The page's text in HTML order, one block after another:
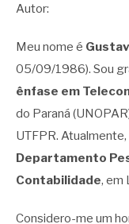
Autor:
Meu nome é
05/09/1986). Sou
ênfase em
do Paraná
UTFPR.
Departamento
Contabilidade, em
Considero-me um